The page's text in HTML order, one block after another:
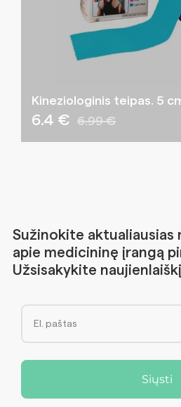
Kineziologinis teipas. 5
6.4 € 6.99 €
Sužinokite aktualiausias
apie medicininę įrangą
Užsisakykite
Siųsti